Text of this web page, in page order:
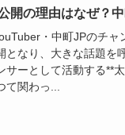
開の理由はなぜ？
・中町JPのチ
となり、大きな話題を
サーとして活動する**
関わっ...